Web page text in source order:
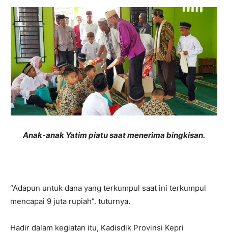
Anak-anak Yatim piatu saat menerima bingkisan.
“Adapun untuk dana yang terkumpul saat ini terkumpul
mencapai 9 juta rupiah”. tuturnya.
Hadir dalam kegiatan itu, Kadisdik Provinsi Kepri